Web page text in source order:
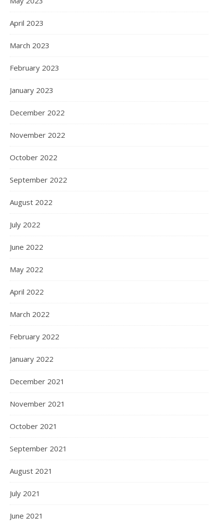
April 2023
March 2023
February 2023
January 2023
December 2022
November 2022
October 2022
September 2022
August 2022
July 2022
June 2022
May 2022
April 2022
March 2022
February 2022
January 2022
December 2021
November 2021
October 2021
September 2021
August 2021
July 2021
June 2021